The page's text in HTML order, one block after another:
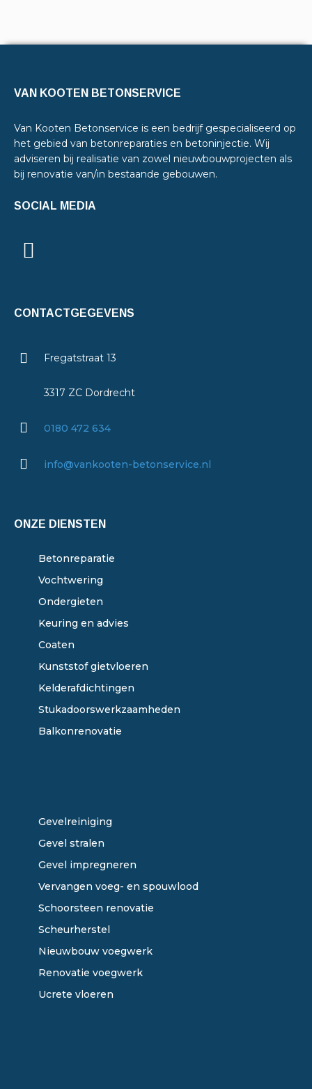
VAN KOOTEN BETONSERVICE
Van Kooten Betonservice is een bedrijf gespecialiseerd op
het gebied van betonreparaties en betoninjectie. Wij
adviseren bij realisatie van zowel nieuwbouwprojecten als
bij renovatie van/in bestaande gebouwen.
SOCIAL MEDIA
CONTACTGEGEVENS
Fregatstraat 13
3317 ZC Dordrecht
0180 472 634
info@vankooten-betonservice.nl
ONZE DIENSTEN
Betonreparatie
Vochtwering
Ondergieten
Keuring en advies
Coaten
Kunststof gietvloeren
Kelderafdichtingen
Stukadoorswerkzaamheden
Balkonrenovatie
Gevelreiniging
Gevel stralen
Gevel impregneren
Vervangen voeg- en spouwlood
Schoorsteen renovatie
Scheurherstel
Nieuwbouw voegwerk
Renovatie voegwerk
Ucrete vloeren